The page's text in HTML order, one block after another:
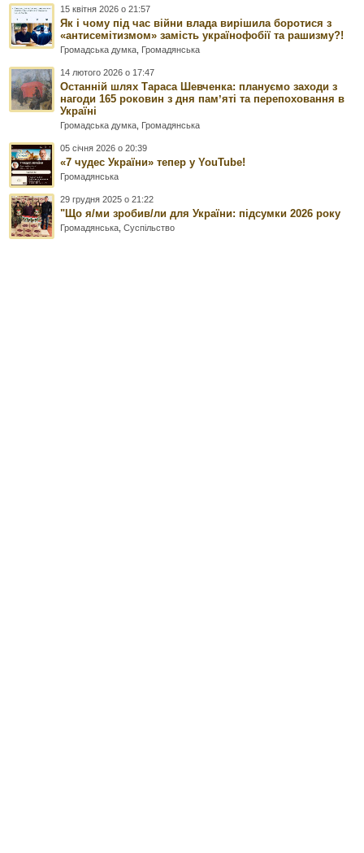
15 квітня 2026 о 21:57
Як і чому під час війни влада вирішила боротися з
«антисемітизмом» замість українофобії та рашизму?!
Громадська думка Громадянська
14 лютого 2026 о 17:47
Останній шлях Тараса Шевченка: плануємо заходи з
нагоди 165 роковин з дня памʼяті та перепоховання в
Україні
Громадська думка Громадянська
05 січня 2026 о 20:39
«7 чудес України» тепер у YouTube!
Громадянська
29 грудня 2025 о 21:22
"Що я/ми зробив/ли для України: підсумки 2026 року
Громадянська ,Суспільство